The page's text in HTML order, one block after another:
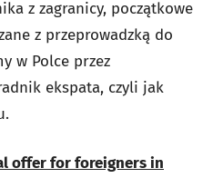
z zagranicy, początkowe
z przeprowadzką do
w Polce przez
ekspata, czyli jak
offer for foreigners in